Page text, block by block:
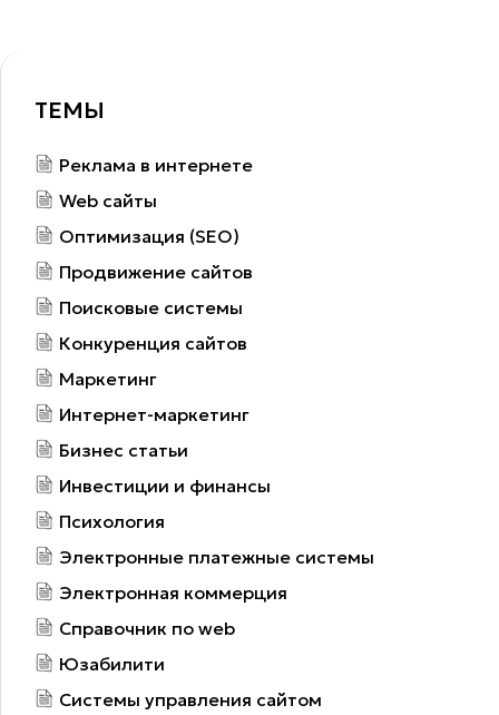
ТЕМЫ
Реклама в интернете
Web сайты
Оптимизация (SEO)
Продвижение сайтов
Поисковые системы
Конкуренция сайтов
Маркетинг
Интернет-маркетинг
Бизнес статьи
Инвестиции и финансы
Психология
Электронные платежные системы
Электронная коммерция
Справочник по web
Юзабилити
Системы управления сайтом